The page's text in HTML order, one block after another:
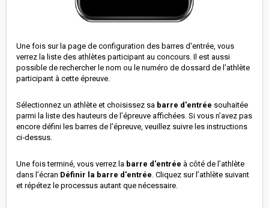
Une fois sur la page de configuration des barres d'entrée, vous
verrez la liste des athlètes participant au concours. Il est aussi
possible de rechercher le nom ou le numéro de dossard de l'athlète
participant à cette épreuve.
Sélectionnez un athlète et choisissez sa barre d'entrée souhaitée
parmi la liste des hauteurs de l’épreuve affichées. Si vous n’avez pas
encore défini les barres de l’épreuve, veuillez suivre les instructions
ci‑dessus.
Une fois terminé, vous verrez la barre d'entrée à côté de l’athlète
dans l’écran Définir la barre d'entrée . Cliquez sur l’athlète suivant
et répétez le processus autant que nécessaire.